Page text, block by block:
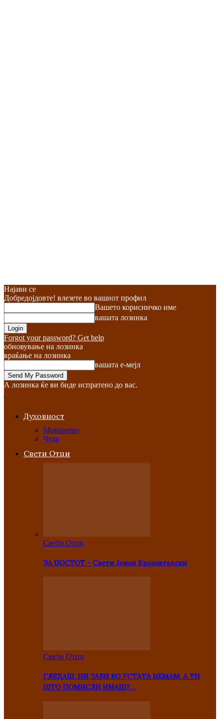
Најави се
Добредојдовте! влезете во вашиот профил
Вашето корисничко име
вашата лозинка
Forgot your password? Get help
обновување на лозинка
враќање на лозинка
вашата е-мејл
А лозинка ќе ви биде испратено до вас.
Духовност
Монаштво
Чуда
Свети Отци
Свети Отци
ЗА ПОСТОТ – Свети Јован Кронштадски
Свети Отци
ГЛЕДАШ, НИ ЗАБИ ВО УСТАТА НЕМАМ, А ТИ
ШТО ПОМИСЛИ ИМАШ?…